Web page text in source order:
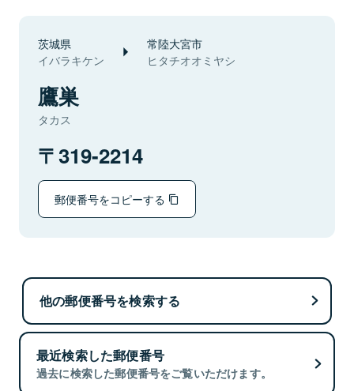
茨城県
イバラキケン
常陸大宮市
ヒタチオオミヤシ
鷹巣
タカス
319-2214
郵便番号をコピーする
他の郵便番号を検索する
最近検索した郵便番号
過去に検索した郵便番号をご覧いただけます。